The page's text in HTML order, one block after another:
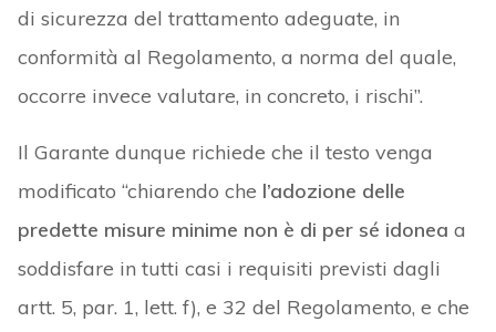
di sicurezza del trattamento adeguate, in
conformità al Regolamento, a norma del quale,
occorre invece valutare, in concreto, i rischi”.
Il Garante dunque richiede che il testo venga
modificato “chiarendo che l’adozione delle
predette misure minime non è di per sé idonea a
soddisfare in tutti casi i requisiti previsti dagli
artt. 5, par. 1, lett. f), e 32 del Regolamento, e che